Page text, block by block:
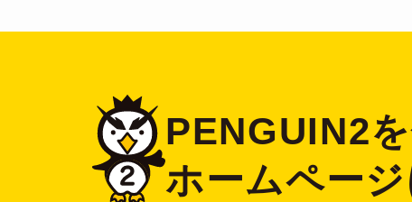
PENGUIN2
ホームペー